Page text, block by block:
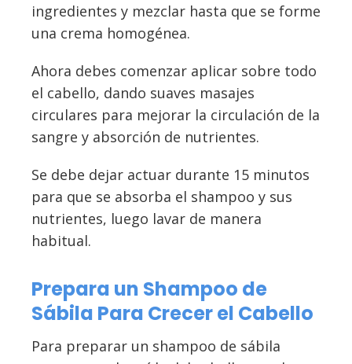
ingredientes y mezclar hasta que se forme
una crema homogénea.
Ahora debes comenzar aplicar sobre todo
el cabello, dando suaves masajes
circulares para mejorar la circulación de la
sangre y absorción de nutrientes.
Se debe dejar actuar durante 15 minutos
para que se absorba el shampoo y sus
nutrientes, luego lavar de manera
habitual.
Prepara un Shampoo de
Sábila Para Crecer el Cabello
Para preparar un shampoo de sábila